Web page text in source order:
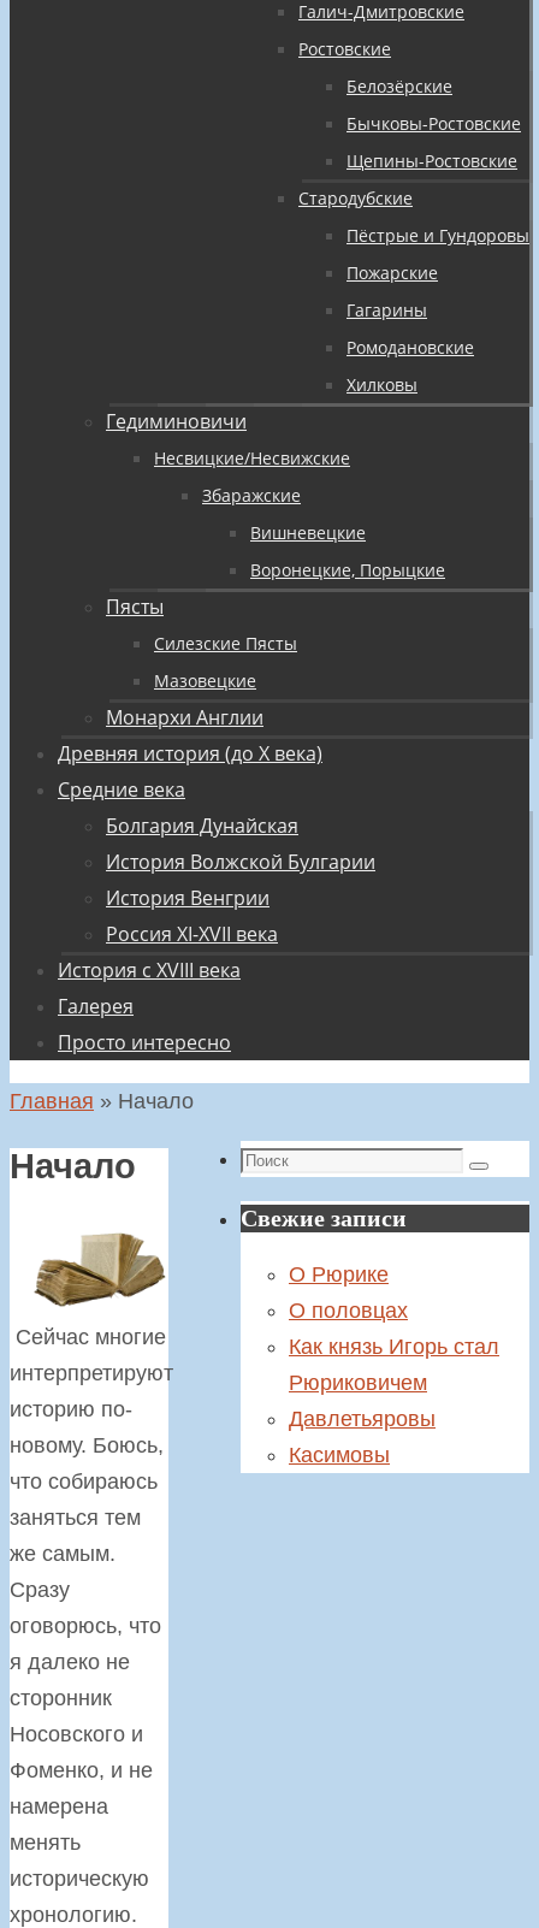
Галич-Дмитровские
Ростовские
Белозёрские
Бычковы-Ростовские
Щепины-Ростовские
Стародубские
Пёстрые и Гундоровы
Пожарские
Гагарины
Ромодановские
Хилковы
Гедиминовичи
Несвицкие/Несвижские
Збаражские
Вишневецкие
Воронецкие, Порыцкие
Пясты
Силезские Пясты
Мазовецкие
Монархи Англии
Древняя история (до X века)
Средние века
Болгария Дунайская
История Волжской Булгарии
История Венгрии
Россия XI-XVII века
История с XVIII века
Галерея
Просто интересно
Главная » Начало
Начало
Сейчас многие
интерпретируют
историю по-
новому. Боюсь,
что собираюсь
заняться тем
же самым.
Сразу
оговорюсь, что
я далеко не
сторонник
Носовского и
Фоменко, и не
намерена
менять
историческую
хронологию.
Поиск
Поиск
Свежие записи
О Рюрике
О половцах
Как князь Игорь стал
Рюриковичем
Давлетьяровы
Касимовы